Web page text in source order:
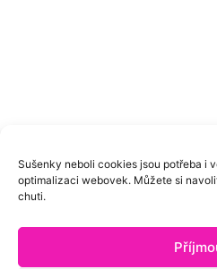
Sušenky neboli cookies jsou potřeba i
optimalizaci webovek. Můžete si
chuti.